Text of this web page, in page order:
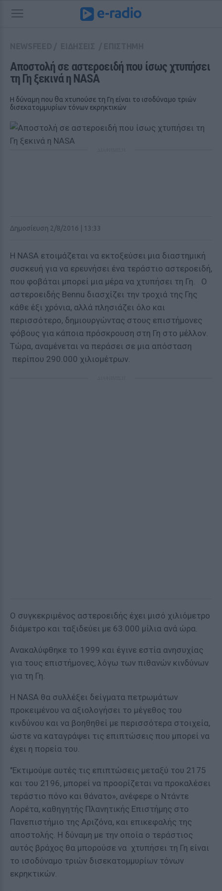
Αποστολή σε αστεροειδή που ίσως χτυπήσει
τη Γη ξεκινά η ΝΑSA
Η δύναμη που θα χτυπούσε τη Γη είναι το ισοδύναμο τριών
δισεκατομμυρίων τόνων εκρηκτικών
Δημοσίευση 2/8/2016 | 13:33
Η NASA ετοιμάζεται να εκτοξεύσει μια διαστημική
συσκευή για να ερευνήσει ένα τεράστιο αστεροειδή,
που φοβάται μπορεί μια μέρα να χτυπήσει τη Γη. Ο
αστεροειδής Bennu διασχίζει την τροχιά της Γης
κάθε έξι χρόνια, αλλά πλησιάζει όλο και
περισσότερο, δημιουργώντας στους επιστήμονες
φόβους για κάποια πρόσκρουση στη Γη στο μέλλον.
Τώρα, αναμένεται να περάσει σε μια απόσταση
περίπου 290.000 χιλιομέτρων.
Ο συγκεκριμένος αστεροειδής έχει μισό χιλιόμετρο
διάμετρο και ταξιδεύει με 63.000 μίλια ανά ώρα.
Ανακαλύφθηκε το 1999 και έγινε εστία ανησυχίας
για τους επιστήμονες, λόγω των πιθανών κινδύνων
για τη Γη.
Η ΝΑSA θα συλλέξει δείγματα πετρωμάτων
προκειμένου να αξιολογήσει το μέγεθος του
κινδύνου και να βοηθηθεί με περισσότερα στοιχεία,
ώστε να καταγράψει τις επιπτώσεις που μπορεί να
έχει η πορεία του.
"Εκτιμούμε αυτές τις επιπτώσεις μεταξύ του 2175
και του 2196, μπορεί να προορίζεται να προκαλέσει
τεράστιο πόνο και θάνατο», ανέφερε ο Ντάντε
Λορέτα, καθηγητής Πλανητικής Επιστήμης στο
Πανεπιστήμιο της Αριζόνα, και επικεφαλής της
αποστολής. Η δύναμη με την οποία ο τεράστιος
αυτός βράχος θα μπορούσε να χτυπήσει τη Γη είναι
το ισοδύναμο τριών δισεκατομμυρίων τόνων
εκρηκτικών.